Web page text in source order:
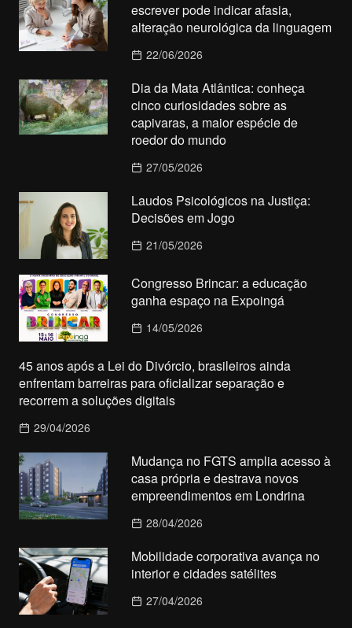
escrever pode indicar afasia,
alteração neurológica da linguagem
22/06/2026
Dia da Mata Atlântica: conheça
cinco curiosidades sobre as
capivaras, a maior espécie de
roedor do mundo
27/05/2026
Laudos Psicológicos na Justiça:
Decisões em Jogo
21/05/2026
Congresso Brincar: a educação
ganha espaço na Expoingá
14/05/2026
45 anos após a Lei do Divórcio, brasileiros ainda
enfrentam barreiras para oficializar separação e
recorrem a soluções digitais
29/04/2026
Mudança no FGTS amplia acesso à
casa própria e destrava novos
empreendimentos em Londrina
28/04/2026
Mobilidade corporativa avança no
interior e cidades satélites
27/04/2026